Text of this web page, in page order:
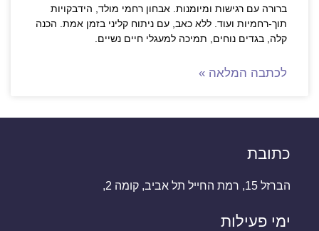
ברורה עם רגישות ומיומנות. אבחון רחמי מולד, הידבקויות
תוך-רחמיות ועוד. ללא כאב, עם ניתוח קליני בזמן אמת. הכנה
קלה, בגדים נוחים, תמיכה למעגלי חיים נשיים.
לכתבה המלאה »
כתובת
הברזל 15, רמת החייל תל אביב, קומה 2,
ימי פעילות